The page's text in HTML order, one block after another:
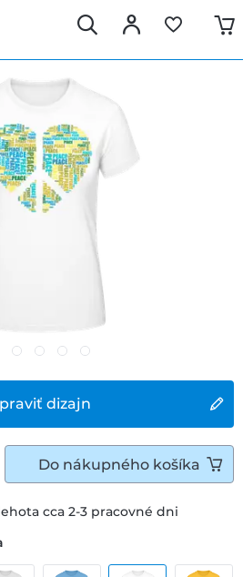
dizajn
cca 2-3 pracovné dni
Do nákupného košíka